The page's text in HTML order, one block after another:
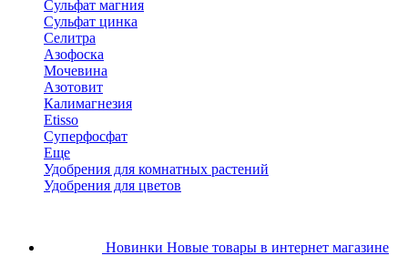
Сульфат магния
Сульфат цинка
Селитра
Азофоска
Мочевина
Азотовит
Калимагнезия
Etisso
Суперфосфат
Еще
Удобрения для комнатных растений
Удобрения для цветов
Новинки Новые товары в интернет магазине